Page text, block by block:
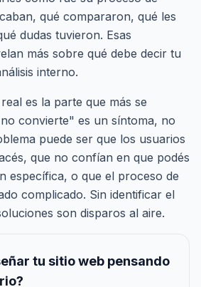
qué compararon, qué les
dudas tuvieron. Esas
más sobre qué debe decir tu
interno.
es la parte que más se
convierte" es un síntoma, no
puede ser que los usuarios
que no confían en que podés
específica, o que el proceso de
complicado. Sin identificar el
son disparos al aire.
tu sitio web pensando